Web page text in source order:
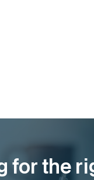
for the